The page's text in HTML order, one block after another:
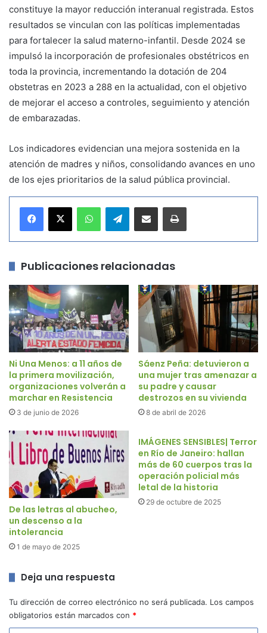
constituye la mayor reducción interanual registrada. Estos
resultados se vinculan con las políticas implementadas
para fortalecer la salud materno-infantil. Desde 2024 se
impulsó la incorporación de profesionales obstétricos en
toda la provincia, incrementando la dotación de 204
obstetras en 2023 a 288 en la actualidad, con el objetivo
de mejorar el acceso a controles, seguimiento y atención
de embarazadas.
Los indicadores evidencian una mejora sostenida en la
atención de madres y niños, consolidando avances en uno
de los ejes prioritarios de la salud pública provincial.
Telegram
Publicaciones relacionadas
Ni Una Menos: a 11 años de
la primera movilización,
organizaciones volverán a
marchar en Resistencia
3 de junio de 2026
Sáenz Peña: detuvieron a
una mujer tras amenazar a
su padre y causar
destrozos en su vivienda
8 de abril de 2026
De las letras al abucheo,
un descenso a la
intolerancia
1 de mayo de 2025
IMÁGENES SENSIBLES| Terror
en Río de Janeiro: hallan
más de 60 cuerpos tras la
operación policial más
letal de la historia
29 de octubre de 2025
Deja una respuesta
Tu dirección de correo electrónico no será publicada. Los campos
obligatorios están marcados con *